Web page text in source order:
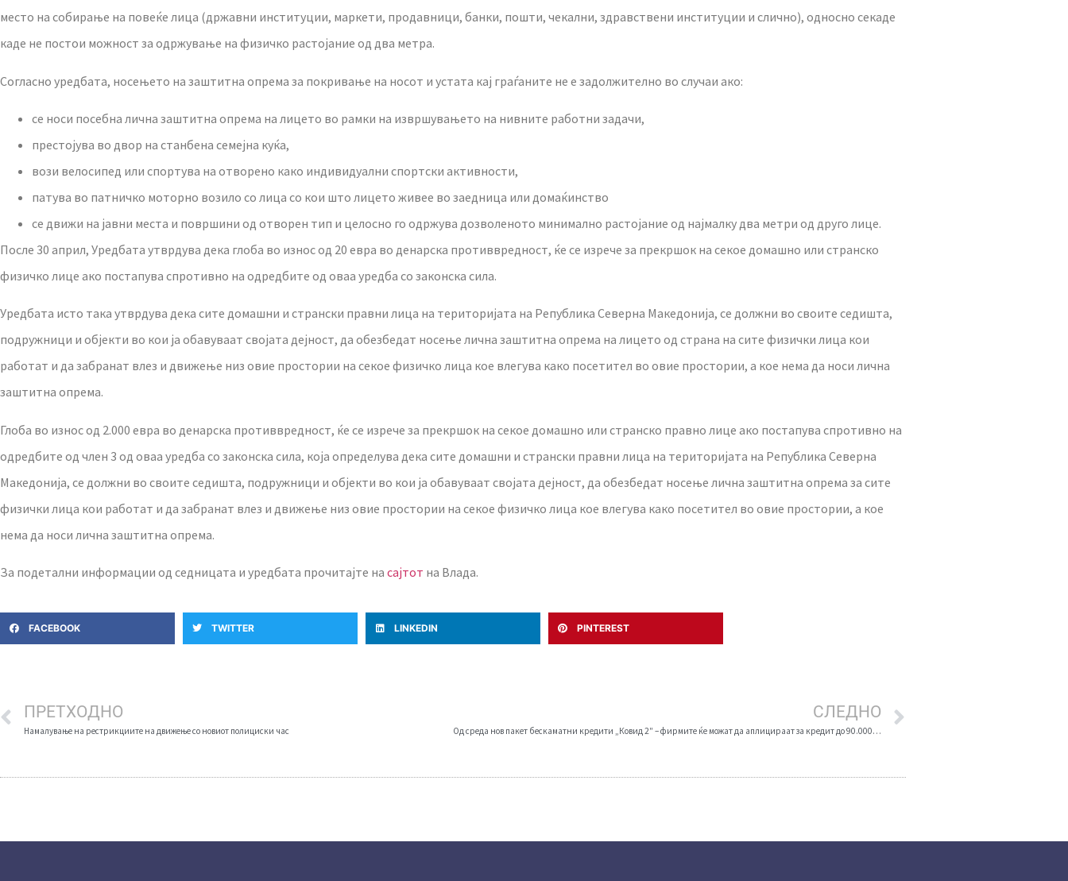
место на собирање на повеќе лица (државни институции, маркети, продавници, банки, пошти, чекални, здравствени институции и слично), односно секаде
каде не постои можност за одржување на физичко растојание од два метра.
Согласно уредбата, носењето на заштитна опрема за покривање на носот и устата кај граѓаните не е задолжително во случаи ако:
се носи посебна лична заштитна опрема на лицето во рамки на извршувањето на нивните работни задачи,
престојува во двор на станбена семејна куќа,
вози велосипед или спортува на отворено како индивидуални спортски активности,
патува во патничко моторно возило со лица со кои што лицето живее во заедница или домаќинство
се движи на јавни места и површини од отворен тип и целосно го одржува дозволеното минимално растојание од најмалку два метри од друго лице.
После 30 април, Уредбата утврдува дека глоба во износ од 20 евра во денарска противвредност, ќе се изрече за прекршок на секое домашно или странско
физичко лице ако постапува спротивно на одредбите од оваа уредба со законска сила.
Уредбата исто така утврдува дека сите домашни и странски правни лица на територијата на Република Северна Македонија, се должни во своите седишта,
подружници и објекти во кои ја обавуваат својата дејност, да обезбедат носење лична заштитна опрема на лицето од страна на сите физички лица кои
работат и да забранат влез и движење низ овие простории на секое физичко лица кое влегува како посетител во овие простории, а кое нема да носи лична
заштитна опрема.
Глоба во износ од 2.000 евра во денарска противвредност, ќе се изрече за прекршок на секое домашно или странско правно лице ако постапува спротивно на
одредбите од член 3 од оваа уредба со законска сила, која определува дека сите домашни и странски правни лица на територијата на Република Северна
Македонија, се должни во своите седишта, подружници и објекти во кои ја обавуваат својата дејност, да обезбедат носење лична заштитна опрема за сите
физички лица кои работат и да забранат влез и движење низ овие простории на секое физичко лица кое влегува како посетител во овие простории, а кое
нема да носи лична заштитна опрема.
За подетални информации од седницата и уредбата прочитајте на сајтот на Влада.
FACEBOOK TWITTER LINKEDIN PINTEREST
ПРЕТХОДНО
Намалување на рестрикциите на движење со новиот полициски час
СЛЕДНО
Од среда нов пакет бескаматни кредити „Ковид 2″ – фирмите ќе можат да аплицираат за кредит до 90.000 евра